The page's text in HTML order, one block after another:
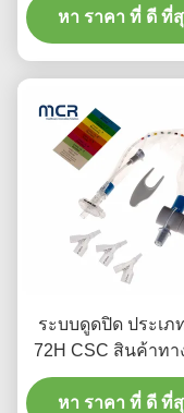
หา ราคา ที่ ดี ที่
ระบบดูดปิด ประเภ
72H CSC สินค้าทา
แพทย์ใช้ครั้งเดี
หา ราคา ที่ ดี ที่